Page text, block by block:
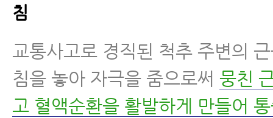
침
교통사고로 경직된 척추 주변의
침을 놓아 자극을 줌으로써 뭉친
고 혈액순환을 활발하게 만들어